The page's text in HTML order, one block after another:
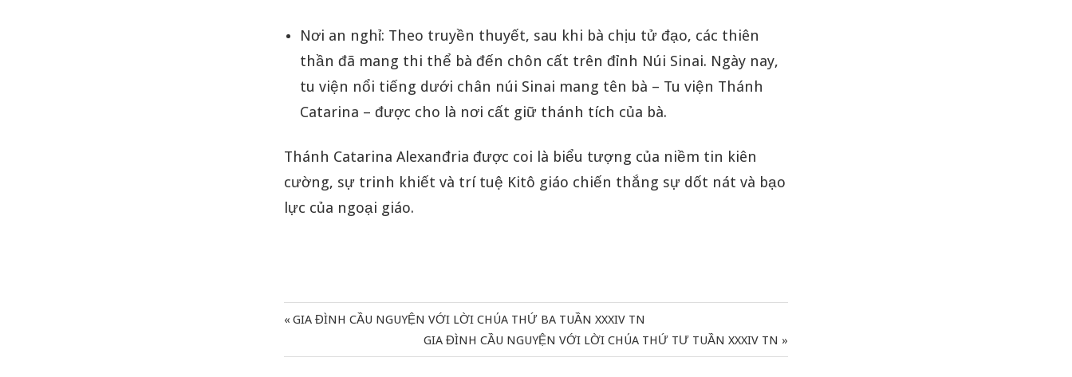
Nơi an nghỉ: Theo truyền thuyết, sau khi bà chịu tử đạo, các thiên
thần đã mang thi thể bà đến chôn cất trên đỉnh Núi Sinai. Ngày nay,
tu viện nổi tiếng dưới chân núi Sinai mang tên bà – Tu viện Thánh
Catarina – được cho là nơi cất giữ thánh tích của bà.
Thánh Catarina Alexanđria được coi là biểu tượng của niềm tin kiên
cường, sự trinh khiết và trí tuệ Kitô giáo chiến thắng sự dốt nát và bạo
lực của ngoại giáo.
Điều
hướng
Previous
GIA ĐÌNH CẦU NGUYỆN VỚI LỜI CHÚA THỨ BA TUẦN XXXIV TN
Next
Post:
GIA ĐÌNH CẦU NGUYỆN VỚI LỜI CHÚA THỨ TƯ TUẦN XXXIV TN